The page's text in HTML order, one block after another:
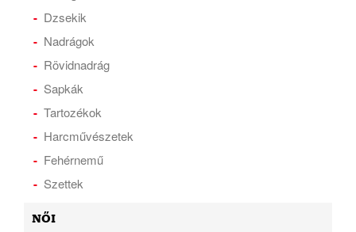
Dzsekik
Nadrágok
Rövidnadrág
Sapkák
Tartozékok
Harcművészetek
Fehérnemű
Szettek
NŐI